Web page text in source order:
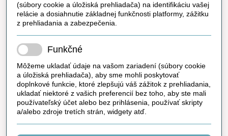
(súbory cookie a úložiská prehliadača) na identifikáciu vašej
relácie a dosiahnutie základnej funkčnosti platformy, zážitku
z prehliadania a zabezpečenia.
Funkčné
Môžeme ukladať údaje na vašom zariadení (súbory cookie
a úložiská prehliadača), aby sme mohli poskytovať
doplnkové funkcie, ktoré zlepšujú váš zážitok z prehliadania,
ukladať niektoré z vašich preferencií bez toho, aby ste mali
používateľský účet alebo bez prihlásenia, používať skripty
a/alebo zdroje tretích strán, widgety atď.